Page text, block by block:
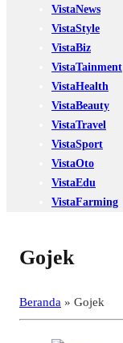
VistaNews
VistaStyle
VistaBiz
VistaTainment
VistaHealth
VistaBeauty
VistaTravel
VistaSport
VistaOto
VistaEdu
VistaFarming
Gojek
Beranda » Gojek